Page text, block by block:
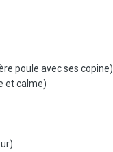
poule avec ses copine)
et calme)